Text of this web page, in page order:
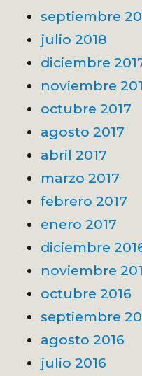
septiembre
julio 2018
diciembre
noviembre
octubre 2017
agosto 2017
abril 2017
marzo 2017
febrero 2017
enero 2017
diciembre
noviembre
octubre 2016
septiembre
agosto 2016
julio 2016